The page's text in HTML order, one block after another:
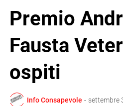
Premio
Fausta
ospiti
Info Consapevole - settembre